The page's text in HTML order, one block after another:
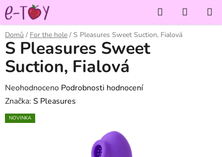
Přejít
na
obsah
Hledat
KOŠÍK
Domů / For the hole / S Pleasures Sweet Suction, Fialová
S Pleasures Sweet
Suction, Fialová
Průměrné
hodnocení
produktu
Neohodnoceno Podrobnosti hodnocení
Značka: S Pleasures
NOVINKA